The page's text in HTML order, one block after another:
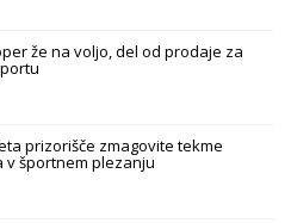
že na voljo, del od prodaje za
prizorišče zmagovite tekme
v športnem plezanju